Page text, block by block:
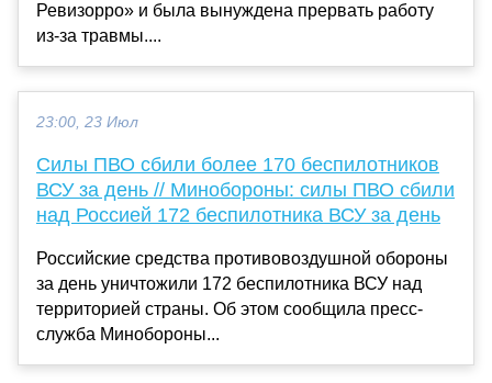
Ревизорро» и была вынуждена прервать работу
из-за травмы....
23:00, 23 Июл
Силы ПВО сбили более 170 беспилотников
ВСУ за день // Минобороны: силы ПВО сбили
над Россией 172 беспилотника ВСУ за день
Российские средства противовоздушной обороны
за день уничтожили 172 беспилотника ВСУ над
территорией страны. Об этом сообщила пресс-
служба Минобороны...